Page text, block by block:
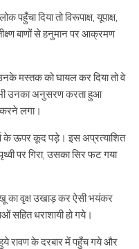
पहुँचा दिया तो विरूपाक्ष, यूपाक्ष,
बाणों से हनुमान पर आक्रमण
मस्तक को घायल कर दिया तो वे
उनका अनुसरण करता हुआ
करने लगा।
के ऊपर कूद पड़े। इस अप्रत्याशित
पर गिरा, उसका सिर फट गया
का वृक्ष उखाड़ कर ऐसी भयंकर
सहित धराशायी हो गये।
रावण के दरबार में पहुँच गये और